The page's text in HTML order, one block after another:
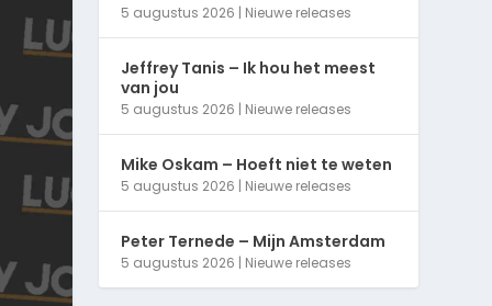
5 augustus 2026 | Nieuwe releases
Jeffrey Tanis – Ik hou het meest
van jou
5 augustus 2026 | Nieuwe releases
Mike Oskam – Hoeft niet te weten
5 augustus 2026 | Nieuwe releases
Peter Ternede – Mijn Amsterdam
5 augustus 2026 | Nieuwe releases